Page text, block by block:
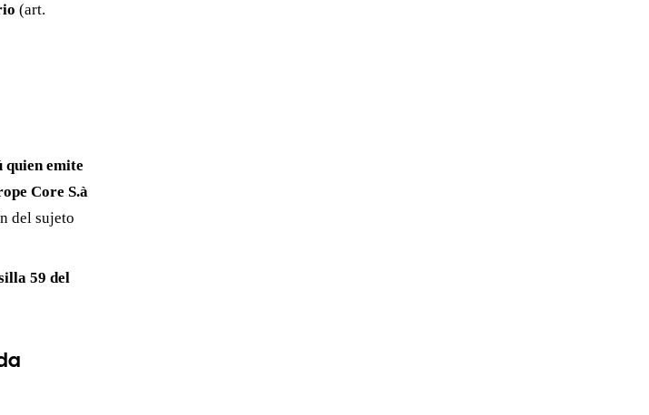
(art.
quien emite
Core S.à
del sujeto
59 del